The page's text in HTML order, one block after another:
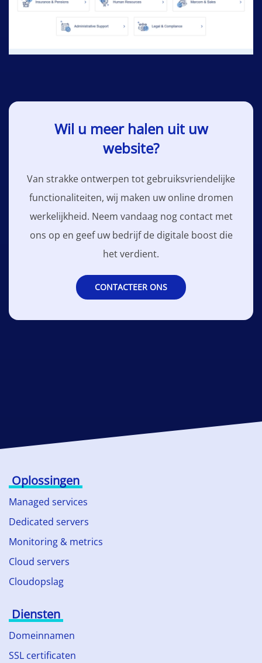
Wil u meer halen uit uw
website?
Van strakke ontwerpen tot gebruiksvriendelijke
functionaliteiten, wij maken uw online dromen
werkelijkheid. Neem vandaag nog contact met
ons op en geef uw bedrijf de digitale boost die
het verdient.
CONTACTEER ONS
Oplossingen
Managed services
Dedicated servers
Monitoring & metrics
Cloud servers
Cloudopslag
Diensten
Domeinnamen
SSL certificaten